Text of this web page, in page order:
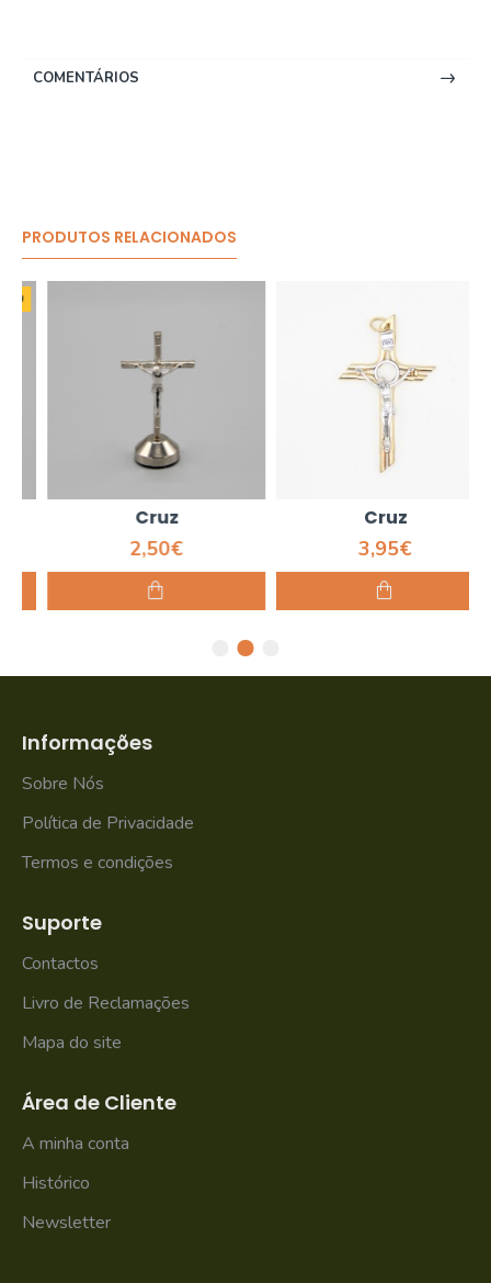
COMENTÁRIOS
PRODUTOS RELACIONADOS
Cruz
2,50€
Cruz
3,95€
Informações
Sobre Nós
Política de Privacidade
Termos e condições
Suporte
Contactos
Livro de Reclamações
Mapa do site
Área de Cliente
A minha conta
Histórico
Newsletter